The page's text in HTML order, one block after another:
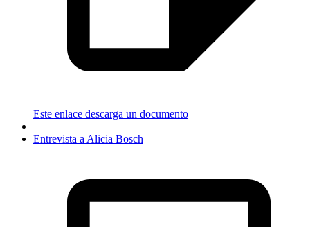
Este enlace descarga un documento
Entrevista a Alicia Bosch